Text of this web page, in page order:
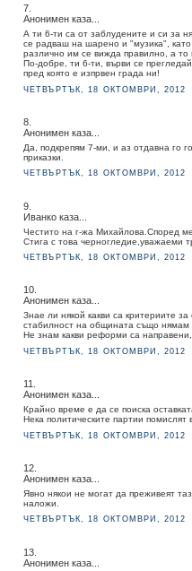
7.
Анонимен каза...
А ти 6-ти са от заблудените и си за
се радваш на шарено и "музика",
различно им се вижда правилно, а то
По-добре, ти 6-ти, върви се
пред която е изпрвен града ни!
ЧЕТВЪРТЪК, 18 ОКТОМВРИ, 2012
8.
Анонимен каза...
Да, подкрепям 7-ми, и аз отдавна го
приказки.
ЧЕТВЪРТЪК, 18 ОКТОМВРИ, 2012
9.
Иванко каза...
Честито на г-жа Михайлова.Според
Стига с това черногледие,уважаеми
ЧЕТВЪРТЪК, 18 ОКТОМВРИ, 2012
10.
Анонимен каза...
Знае ли някой какви са критериите
стабилност на общината също
Не знам какви реформи са
ЧЕТВЪРТЪК, 18 ОКТОМВРИ, 2012
11.
Анонимен каза...
Крайно време е да се поиска
Нека политическите партии помислят
ЧЕТВЪРТЪК, 18 ОКТОМВРИ, 2012
12.
Анонимен каза...
Явно някои не могат да преживеят
наложи.
ЧЕТВЪРТЪК, 18 ОКТОМВРИ, 2012
13.
Анонимен каза...